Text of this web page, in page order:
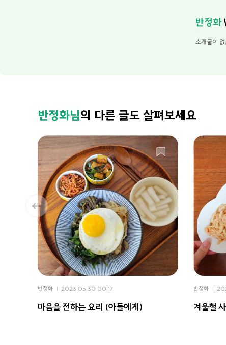
반정화
소개글이 없
반정화님의 다른 글도 살펴보세요
반정화 2023.05.30 00:17
마음을 전하는 요리 (아들에게)
반정화
겨울철